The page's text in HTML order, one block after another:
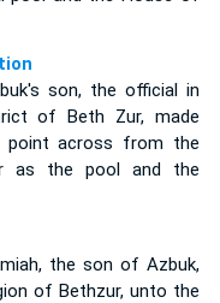
son, the official in
of Beth Zur, made
across from the
as the pool and the
the son of Azbuk,
of Bethzur, unto the